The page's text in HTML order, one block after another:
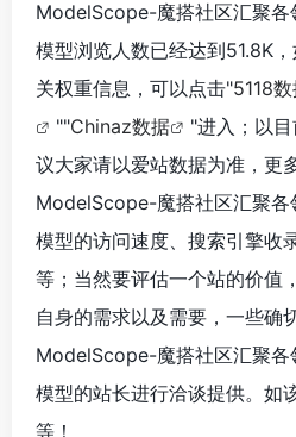
ModelScope-魔搭社区汇聚各
模型浏览人数已经达到51.8K
关权重信息，可以点击"5118
""Chinaz数据
"进入；以
议大家请以爱站数据为准，更
ModelScope-魔搭社区汇聚各
模型的访问速度、搜索引擎收
等；当然要评估一个站的价值
自身的需求以及需要，一些确
ModelScope-魔搭社区汇聚各
模型的站长进行洽谈提供。如
等！